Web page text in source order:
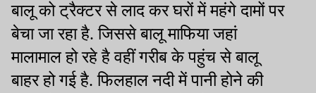
बालू को ट्रैक्टर से लाद कर घरों में महंगे दामों पर
बेचा जा रहा है. जिससे बालू माफिया जहां
मालामाल हो रहे है वहीं गरीब के पहुंच से बालू
बाहर हो गई है. फिलहाल नदी में पानी होने की